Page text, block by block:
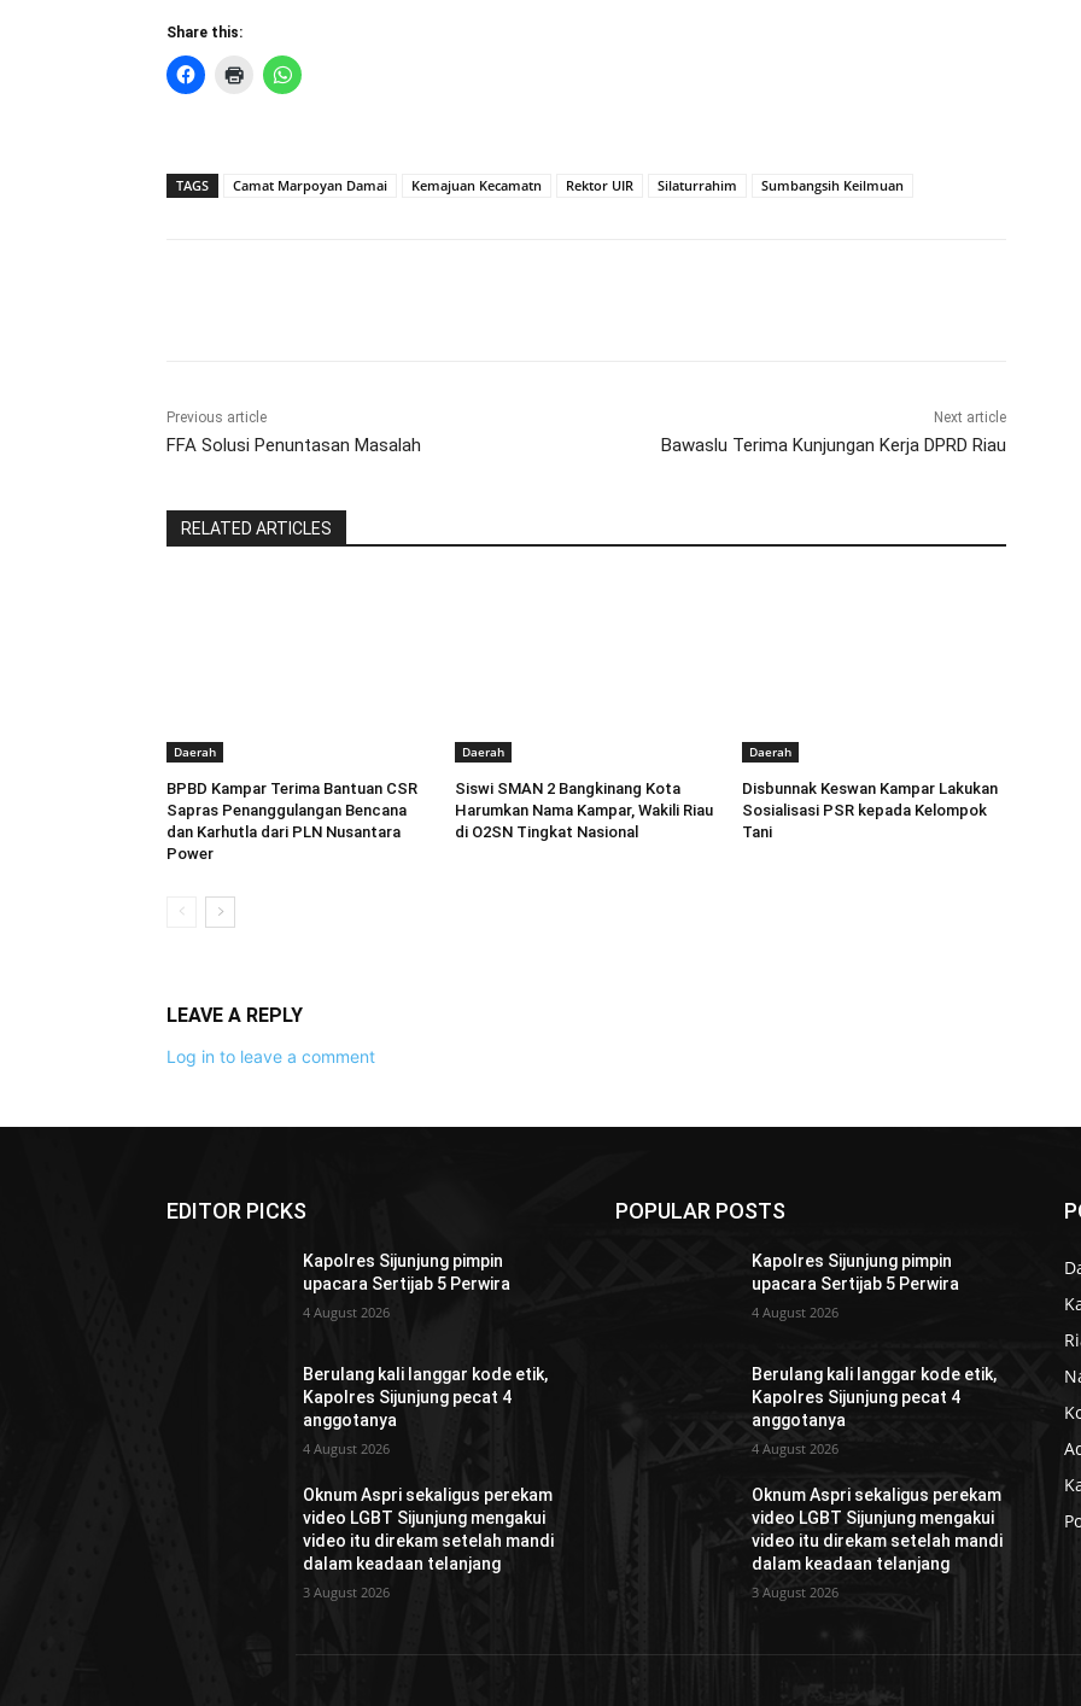
Share this:
TAGS Camat Marpoyan Damai Kemajuan Kecamatn Rektor UIR Silaturrahim Sumbangsih Keilmuan
Previous article
FFA Solusi Penuntasan Masalah
Next article
Bawaslu Terima Kunjungan Kerja DPRD Riau
RELATED ARTICLES
Daerah
BPBD Kampar Terima Bantuan CSR
Sapras Penanggulangan Bencana
dan Karhutla dari PLN Nusantara
Power
Daerah
Siswi SMAN 2 Bangkinang Kota
Harumkan Nama Kampar, Wakili Riau
di O2SN Tingkat Nasional
Daerah
Disbunnak Keswan Kampar Lakukan
Sosialisasi PSR kepada Kelompok
Tani
LEAVE A REPLY
Log in to leave a comment
EDITOR PICKS
Kapolres Sijunjung pimpin
upacara Sertijab 5 Perwira
4 August 2026
Berulang kali langgar kode etik,
Kapolres Sijunjung pecat 4
anggotanya
4 August 2026
Oknum Aspri sekaligus perekam
video LGBT Sijunjung mengakui
video itu direkam setelah mandi
dalam keadaan telanjang
3 August 2026
POPULAR POSTS
Kapolres Sijunjung pimpin
upacara Sertijab 5 Perwira
4 August 2026
Berulang kali langgar kode etik,
Kapolres Sijunjung pecat 4
anggotanya
4 August 2026
Oknum Aspri sekaligus perekam
video LGBT Sijunjung mengakui
video itu direkam setelah mandi
dalam keadaan telanjang
3 August 2026